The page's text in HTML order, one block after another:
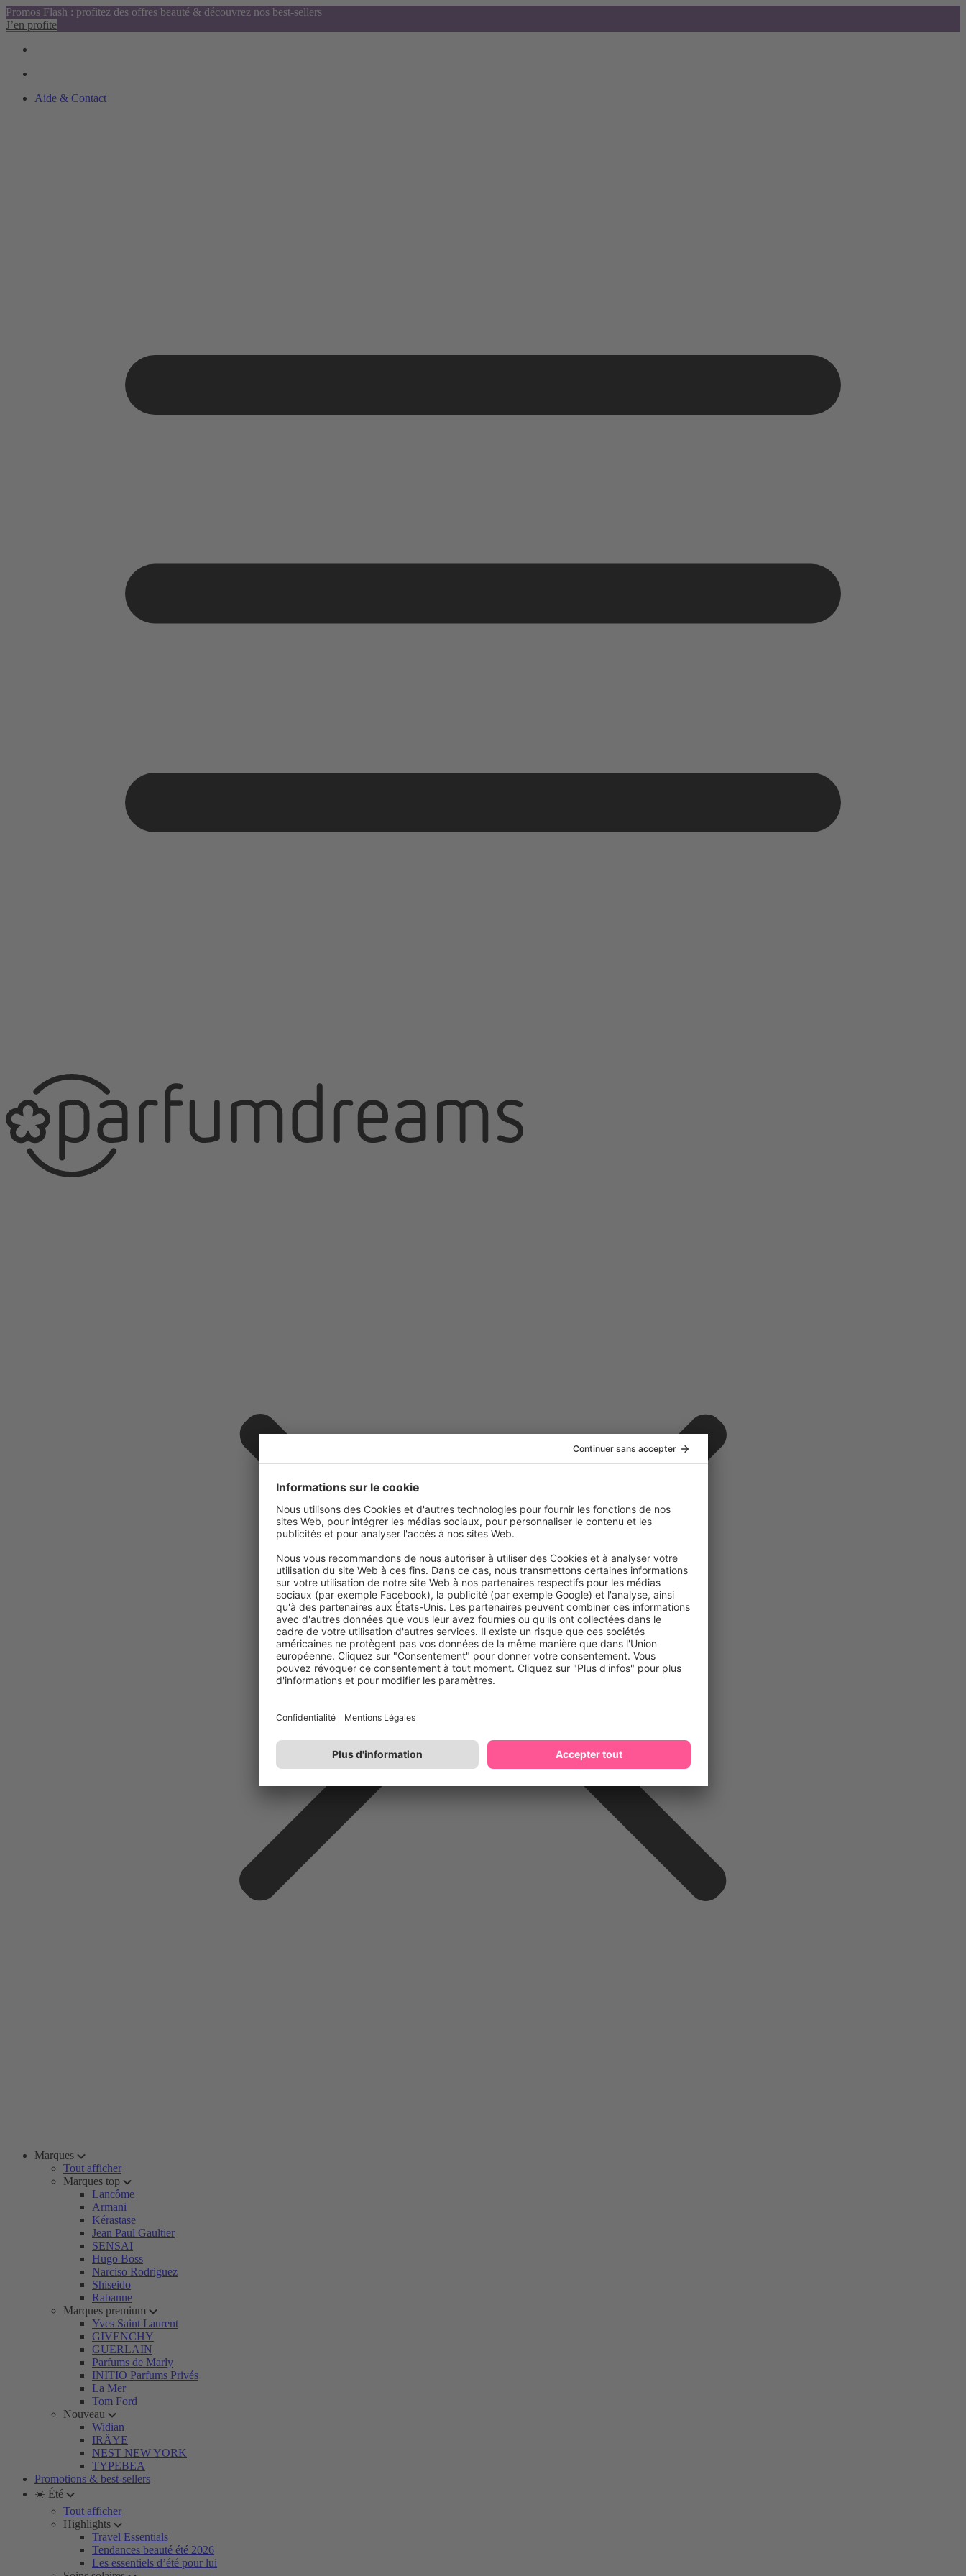
Promos Flash : profitez des offres beauté & découvrez nos best-sellers
J’en profite
Aide & Contact
Marques
Tout afficher
Marques top
Lancôme
Armani
Kérastase
Jean Paul Gaultier
SENSAI
Hugo Boss
Narciso Rodriguez
Shiseido
Rabanne
Marques premium
Yves Saint Laurent
GIVENCHY
GUERLAIN
Parfums de Marly
INITIO Parfums Privés
La Mer
Tom Ford
Nouveau
Widian
IRÄYE
NEST NEW YORK
TYPEBEA
Promotions & best-sellers
☀️ Été
Tout afficher
Highlights
Travel Essentials
Tendances beauté été 2026
Les essentiels d’été pour lui